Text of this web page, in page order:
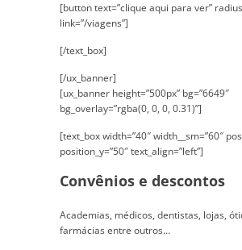
[button text=”clique aqui para ver”
link=”/viagens”]
[/text_box]
[/ux_banner]
[ux_banner height=”500px” bg=”6649″
bg_overlay=”rgba(0, 0, 0, 0.31)”]
[text_box width=”40″ width__sm=”60″
position_y=”50″ text_align=”left”]
Convênios e descontos
Academias, médicos, dentistas, lojas,
farmácias entre outros…